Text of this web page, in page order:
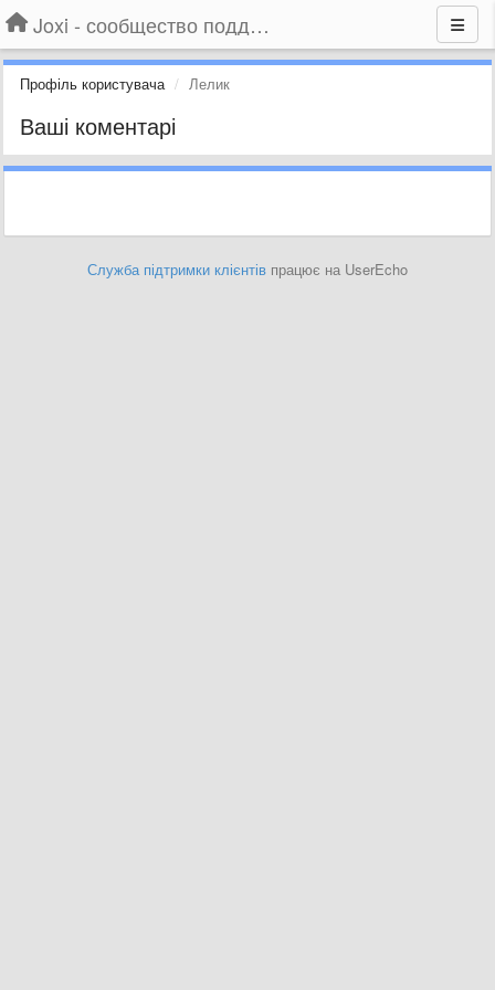
Joxi - сообщество поддержки
Профіль користувача Лелик
Ваші коментарі
Служба підтримки клієнтів працює на UserEcho